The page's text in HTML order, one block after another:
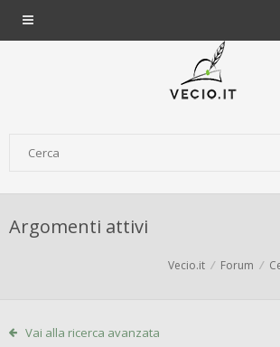
Argomenti attivi
Vecio.it Forum
Vai alla ricerca avanzata